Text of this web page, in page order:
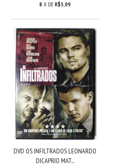
8 X DE R$5,09
DVD OS INFILTRADOS LEONARDO
DICAPRIO MAT...